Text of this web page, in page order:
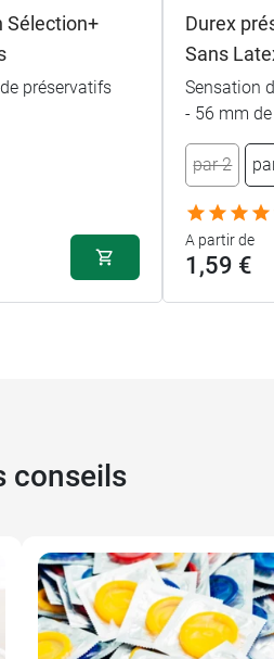
Sélection+
préservatifs
Durex
Sans
Sensation
- 56 mm
par 2
A partir de
1,59 €
conseils